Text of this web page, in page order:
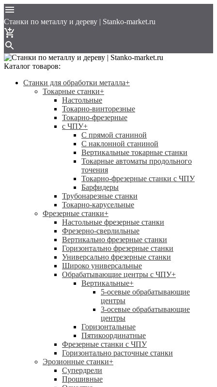
Cтанки по металлу и дереву | Stanko-market.ru
Каталог товаров:
Станки для обработки металла+
Токарные станки+
Настольные
Токарно-винторезные
Токарно-фрезерные
с ЧПУ+
С прямой станиной
C наклонной станиной
Вертикальные токарные станки
Токарные автоматы продольного
точения
Токарно-фрезерные станки с ЧПУ
Барфидеры
Трубонарезные станки
Токарно-карусельные
Фрезерные станки+
Настольные фрезерные станки
Фрезерно-сверлильные
Вертикально фрезерные станки
Горизонтально фрезерные станки
Универсально фрезерные станки
Широко универсальные
Обрабатывающие центры с ЧПУ+
Вертикальные+
5-осевые обрабатывающие
центры
3-осевые обрабатывающие
центры
Горизонтальные
Пятикоординатные
Фрезерные станки с ЧПУ
Горизонтально расточные станки
Эрозионные станки+
Супердрели
Прошивные